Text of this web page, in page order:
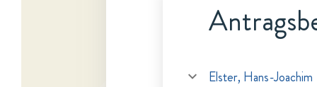
Elster, Hans-Joachim